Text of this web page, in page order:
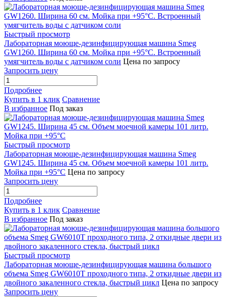
Быстрый просмотр
Лабораторная моюще-дезинфицирующая машина Smeg
GW1260. Ширина 60 см. Мойка при +95°С. Встроенный
умягчитель воды с датчиком соли Цена по запросу
Запросить цену
Подробнее
Купить в 1 клик Сравнение
В избранное Под заказ
Быстрый просмотр
Лабораторная моюще-дезинфицирующая машина Smeg
GW1245. Ширина 45 см. Объем моечной камеры 101 литр.
Мойка при +95°С Цена по запросу
Запросить цену
Подробнее
Купить в 1 клик Сравнение
В избранное Под заказ
Быстрый просмотр
Лабораторная моюще-дезинфицирующая машина большого
объема Smeg GW6010T проходного типа, 2 откидные двери из
двойного закаленного стекла, быстрый цикл Цена по запросу
Запросить цену